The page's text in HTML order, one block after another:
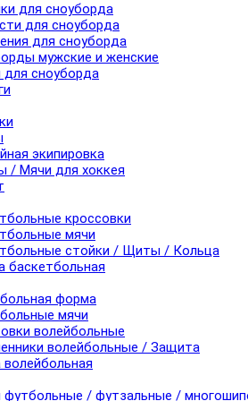
для сноуборда
для сноуборда
для сноуборда
мужские и женские
для сноуборда
экипировка
/ Мячи для хоккея
кроссовки
мячи
стойки / Щиты / Кольца
баскетбольная
форма
мячи
волейбольные
волейбольные / Защита
футбольные / футзальные /